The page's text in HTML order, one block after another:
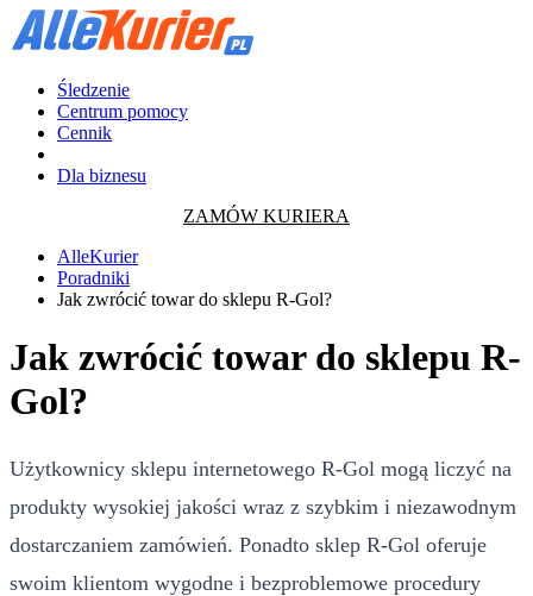
Śledzenie
Centrum pomocy
Cennik
Dla biznesu
ZAMÓW KURIERA
AlleKurier
Poradniki
Jak zwrócić towar do sklepu R-Gol?
Jak zwrócić towar do sklepu R-
Gol?
Użytkownicy sklepu internetowego R-Gol mogą liczyć na
produkty wysokiej jakości wraz z szybkim i niezawodnym
dostarczaniem zamówień. Ponadto sklep R-Gol oferuje
swoim klientom wygodne i bezproblemowe procedury